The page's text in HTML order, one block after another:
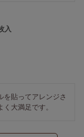
入
を貼ってアレンジさ
大満足です。